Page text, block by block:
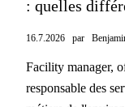
: quelles
16.7.2026 par
Facility manager,
responsable des